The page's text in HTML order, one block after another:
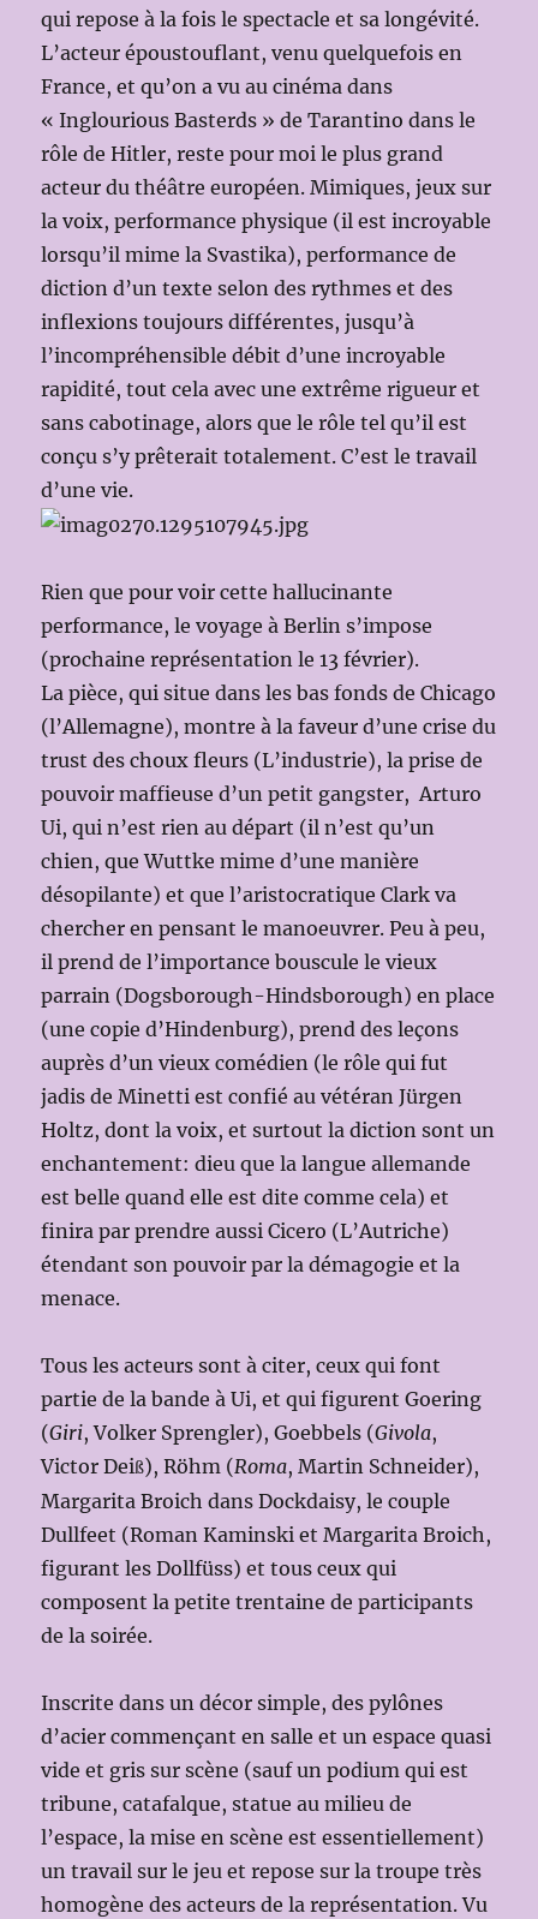
qui repose à la fois le spectacle et sa longévité.
L’acteur époustouflant, venu quelquefois en
France, et qu’on a vu au cinéma dans
« Inglourious Basterds » de Tarantino dans le
rôle de Hitler, reste pour moi le plus grand
acteur du théâtre européen. Mimiques, jeux sur
la voix, performance physique (il est incroyable
lorsqu’il mime la Svastika), performance de
diction d’un texte selon des rythmes et des
inflexions toujours différentes, jusqu’à
l’incompréhensible débit d’une incroyable
rapidité, tout cela avec une extrême rigueur et
sans cabotinage, alors que le rôle tel qu’il est
conçu s’y prêterait totalement. C’est le travail
d’une vie.
Rien que pour voir cette hallucinante
performance, le voyage à Berlin s’impose
(prochaine représentation le 13 février).
La pièce, qui situe dans les bas fonds de Chicago
(l’Allemagne), montre à la faveur d’une crise du
trust des choux fleurs (L’industrie), la prise de
pouvoir maffieuse d’un petit gangster, Arturo
Ui, qui n’est rien au départ (il n’est qu’un
chien, que Wuttke mime d’une manière
désopilante) et que l’aristocratique Clark va
chercher en pensant le manoeuvrer. Peu à peu,
il prend de l’importance bouscule le vieux
parrain (Dogsborough-Hindsborough) en place
(une copie d’Hindenburg), prend des leçons
auprès d’un vieux comédien (le rôle qui fut
jadis de Minetti est confié au vétéran Jürgen
Holtz, dont la voix, et surtout la diction sont un
enchantement: dieu que la langue allemande
est belle quand elle est dite comme cela) et
finira par prendre aussi Cicero (L’Autriche)
étendant son pouvoir par la démagogie et la
menace.
Tous les acteurs sont à citer, ceux qui font
partie de la bande à Ui, et qui figurent Goering
(Giri, Volker Sprengler), Goebbels (Givola,
Victor Deiß), Röhm (Roma, Martin Schneider),
Margarita Broich dans Dockdaisy, le couple
Dullfeet (Roman Kaminski et Margarita Broich,
figurant les Dollfüss) et tous ceux qui
composent la petite trentaine de participants
de la soirée.
Inscrite dans un décor simple, des pylônes
d’acier commençant en salle et un espace quasi
vide et gris sur scène (sauf un podium qui est
tribune, catafalque, statue au milieu de
l’espace, la mise en scène est essentiellement)
un travail sur le jeu et repose sur la troupe très
homogène des acteurs de la représentation. Vu